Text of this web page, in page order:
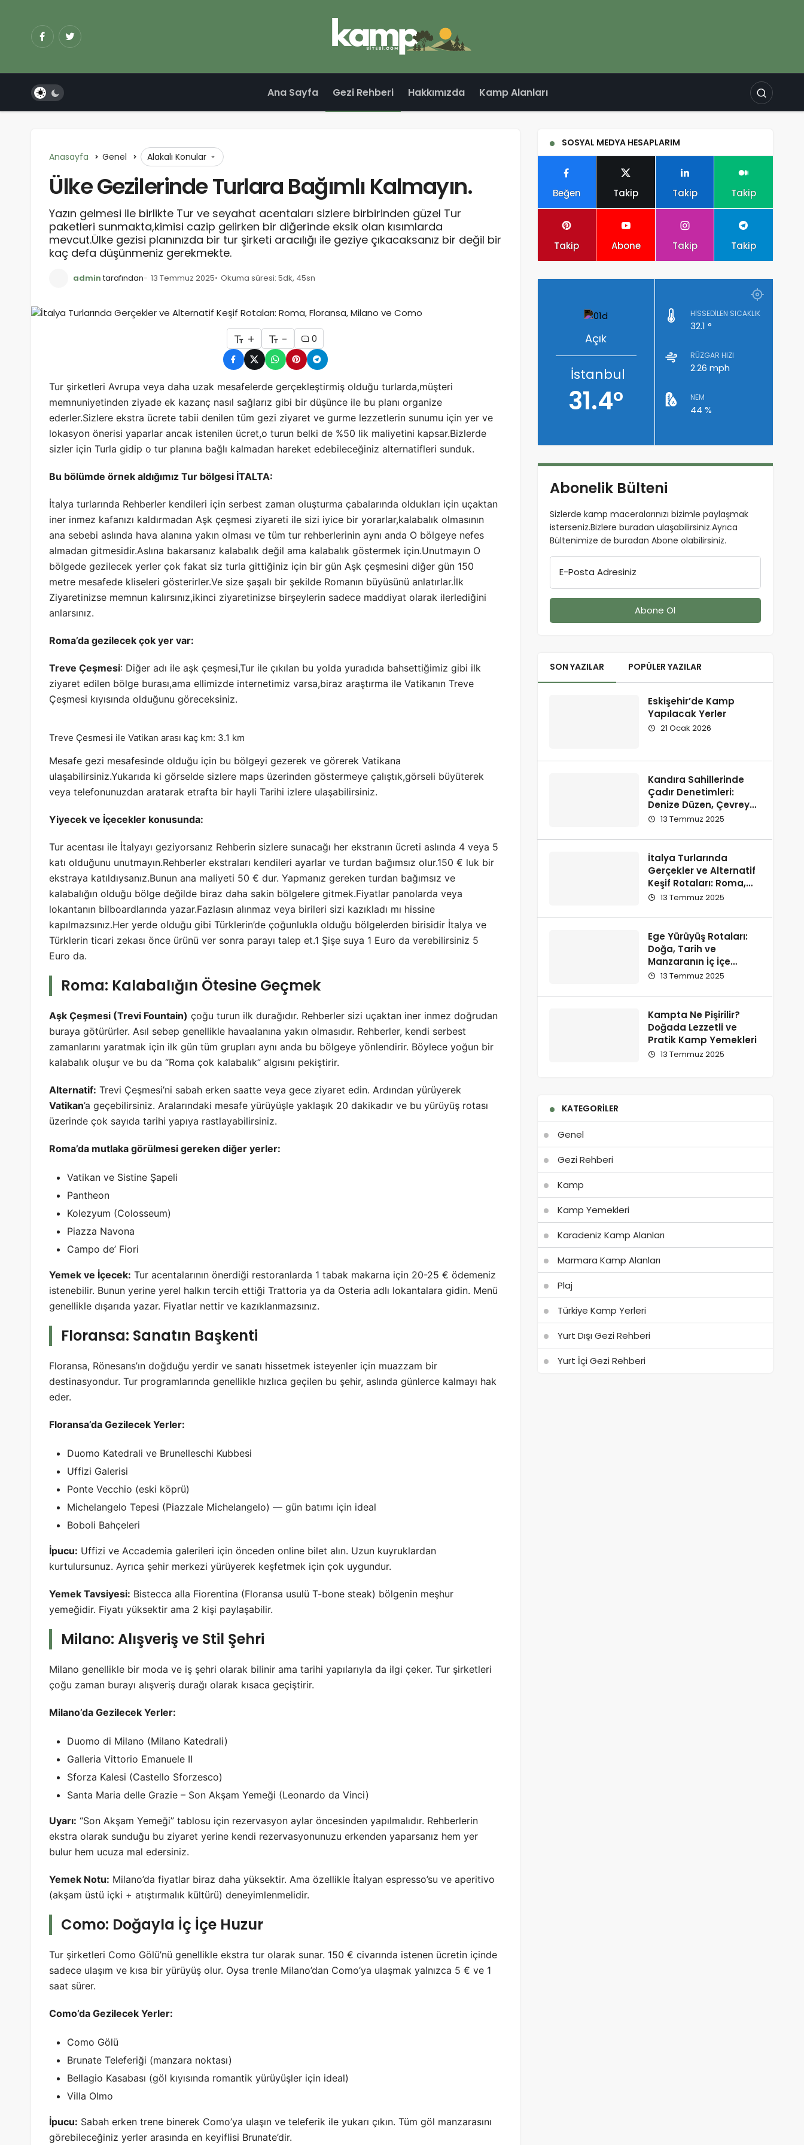
Ana Sayfa Gezi Rehberi Hakkımızda Kamp Alanları
Anasayfa Genel Alakalı Konular
Ülke Gezilerinde Turlara Bağımlı Kalmayın.
Yazın gelmesi ile birlikte Tur ve seyahat acentaları sizlere birbirinden güzel Tur
paketleri sunmakta,kimisi cazip gelirken bir diğerinde eksik olan kısımlarda
mevcut.Ülke gezisi planınızda bir tur şirketi aracılığı ile geziye çıkacaksanız bir değil bir
kaç defa düşünmeniz gerekmekte.
admin tarafından 13 Temmuz 2025 Okuma süresi: 5dk, 45sn
+ - 0
Tur şirketleri Avrupa veya daha uzak mesafelerde gerçekleştirmiş olduğu turlarda,müşteri
memnuniyetinden ziyade ek kazanç nasıl sağlarız gibi bir düşünce ile bu planı organize
ederler.Sizlere ekstra ücrete tabii denilen tüm gezi ziyaret ve gurme lezzetlerin sunumu için yer ve
lokasyon önerisi yaparlar ancak istenilen ücret,o turun belki de %50 lik maliyetini kapsar.Bizlerde
sizler için Turla gidip o tur planına bağlı kalmadan hareket edebileceğiniz alternatifleri sunduk.
Bu bölümde örnek aldığımız Tur bölgesi İTALTA:
İtalya turlarında Rehberler kendileri için serbest zaman oluşturma çabalarında oldukları için uçaktan
iner inmez kafanızı kaldırmadan Aşk çeşmesi ziyareti ile sizi iyice bir yorarlar,kalabalık olmasının
ana sebebi aslında hava alanına yakın olması ve tüm tur rehberlerinin aynı anda O bölgeye nefes
almadan gitmesidir.Aslına bakarsanız kalabalık değil ama kalabalık göstermek için.Unutmayın O
bölgede gezilecek yerler çok fakat siz turla gittiğiniz için bir gün Aşk çeşmesini diğer gün 150
metre mesafede kliseleri gösterirler.Ve size şaşalı bir şekilde Romanın büyüsünü anlatırlar.İlk
Ziyaretinizse memnun kalırsınız,ikinci ziyaretinizse birşeylerin sadece maddiyat olarak ilerlediğini
anlarsınız.
Roma’da gezilecek çok yer var:
Treve Çeşmesi: Diğer adı ile aşk çeşmesi,Tur ile çıkılan bu yolda yuradıda bahsettiğimiz gibi ilk
ziyaret edilen bölge burası,ama ellimizde internetimiz varsa,biraz araştırma ile Vatikanın Treve
Çeşmesi kıyısında olduğunu göreceksiniz.
Treve Çesmesi ile Vatikan arası kaç km: 3.1 km
Mesafe gezi mesafesinde olduğu için bu bölgeyi gezerek ve görerek Vatikana
ulaşabilirsiniz.Yukarıda ki görselde sizlere maps üzerinden göstermeye çalıştık,görseli büyüterek
veya telefonunuzdan aratarak etrafta bir hayli Tarihi izlere ulaşabilirsiniz.
Yiyecek ve İçecekler konusunda:
Tur acentası ile İtalyayı geziyorsanız Rehberin sizlere sunacağı her ekstranın ücreti aslında 4 veya 5
katı olduğunu unutmayın.Rehberler ekstraları kendileri ayarlar ve turdan bağımsız olur.150 € luk bir
ekstraya katıldıysanız.Bunun ana maliyeti 50 € dur. Yapmanız gereken turdan bağımsız ve
kalabalığın olduğu bölge değilde biraz daha sakin bölgelere gitmek.Fiyatlar panolarda veya
lokantanın bilboardlarında yazar.Fazlasın alınmaz veya birileri sizi kazıkladı mı hissine
kapılmazsınız.Her yerde olduğu gibi Türklerin’de çoğunlukla olduğu bölgelerden birisidir İtalya ve
Türklerin ticari zekası önce ürünü ver sonra parayı talep et.1 Şişe suya 1 Euro da verebilirsiniz 5
Euro da.
Roma: Kalabalığın Ötesine Geçmek
Aşk Çeşmesi (Trevi Fountain) çoğu turun ilk durağıdır. Rehberler sizi uçaktan iner inmez doğrudan
buraya götürürler. Asıl sebep genellikle havaalanına yakın olmasıdır. Rehberler, kendi serbest
zamanlarını yaratmak için ilk gün tüm grupları aynı anda bu bölgeye yönlendirir. Böylece yoğun bir
kalabalık oluşur ve bu da “Roma çok kalabalık” algısını pekiştirir.
Alternatif: Trevi Çeşmesi’ni sabah erken saatte veya gece ziyaret edin. Ardından yürüyerek
Vatikan’a geçebilirsiniz. Aralarındaki mesafe yürüyüşle yaklaşık 20 dakikadır ve bu yürüyüş rotası
üzerinde çok sayıda tarihi yapıya rastlayabilirsiniz.
Roma’da mutlaka görülmesi gereken diğer yerler:
Vatikan ve Sistine Şapeli
Pantheon
Kolezyum (Colosseum)
Piazza Navona
Campo de’ Fiori
Yemek ve İçecek: Tur acentalarının önerdiği restoranlarda 1 tabak makarna için 20-25 € ödemeniz
istenebilir. Bunun yerine yerel halkın tercih ettiği Trattoria ya da Osteria adlı lokantalara gidin. Menü
genellikle dışarıda yazar. Fiyatlar nettir ve kazıklanmazsınız.
Floransa: Sanatın Başkenti
Floransa, Rönesans’ın doğduğu yerdir ve sanatı hissetmek isteyenler için muazzam bir
destinasyondur. Tur programlarında genellikle hızlıca geçilen bu şehir, aslında günlerce kalmayı hak
eder.
Floransa’da Gezilecek Yerler:
Duomo Katedrali ve Brunelleschi Kubbesi
Uffizi Galerisi
Ponte Vecchio (eski köprü)
Michelangelo Tepesi (Piazzale Michelangelo) — gün batımı için ideal
Boboli Bahçeleri
İpucu: Uffizi ve Accademia galerileri için önceden online bilet alın. Uzun kuyruklardan
kurtulursunuz. Ayrıca şehir merkezi yürüyerek keşfetmek için çok uygundur.
Yemek Tavsiyesi: Bistecca alla Fiorentina (Floransa usulü T-bone steak) bölgenin meşhur
yemeğidir. Fiyatı yüksektir ama 2 kişi paylaşabilir.
Milano: Alışveriş ve Stil Şehri
Milano genellikle bir moda ve iş şehri olarak bilinir ama tarihi yapılarıyla da ilgi çeker. Tur şirketleri
çoğu zaman burayı alışveriş durağı olarak kısaca geçiştirir.
Milano’da Gezilecek Yerler:
Duomo di Milano (Milano Katedrali)
Galleria Vittorio Emanuele II
Sforza Kalesi (Castello Sforzesco)
Santa Maria delle Grazie – Son Akşam Yemeği (Leonardo da Vinci)
Uyarı: “Son Akşam Yemeği” tablosu için rezervasyon aylar öncesinden yapılmalıdır. Rehberlerin
ekstra olarak sunduğu bu ziyaret yerine kendi rezervasyonunuzu erkenden yaparsanız hem yer
bulur hem ucuza mal edersiniz.
Yemek Notu: Milano’da fiyatlar biraz daha yüksektir. Ama özellikle İtalyan espresso’su ve aperitivo
(akşam üstü içki + atıştırmalık kültürü) deneyimlenmelidir.
Como: Doğayla İç İçe Huzur
Tur şirketleri Como Gölü’nü genellikle ekstra tur olarak sunar. 150 € civarında istenen ücretin içinde
sadece ulaşım ve kısa bir yürüyüş olur. Oysa trenle Milano’dan Como’ya ulaşmak yalnızca 5 € ve 1
saat sürer.
Como’da Gezilecek Yerler:
Como Gölü
Brunate Teleferiği (manzara noktası)
Bellagio Kasabası (göl kıyısında romantik yürüyüşler için ideal)
Villa Olmo
İpucu: Sabah erken trene binerek Como’ya ulaşın ve teleferik ile yukarı çıkın. Tüm göl manzarasını
görebileceğiniz yerler arasında en keyiflisi Brunate’dir.
SOSYAL MEDYA HESAPLARIM
Beğen Takip Takip Takip
Takip Abone Takip Takip
Açık
İstanbul
31.4°
HISSEDILEN SICAKLIK
32.1 °
RÜZGAR HIZI
2.26 mph
NEM
44 %
Abonelik Bülteni
Sizlerde kamp maceralarınızı bizimle paylaşmak
isterseniz.Bizlere buradan ulaşabilirsiniz.Ayrıca
Bültenimize de buradan Abone olabilirsiniz.
E-Posta Adresiniz
SON YAZILAR POPÜLER YAZILAR
Eskişehir’de Kamp
Yapılacak Yerler
21 Ocak 2026
Kandıra Sahillerinde
Çadır Denetimleri:
Denize Düzen, Çevreye
Saygı13 Temmuz 2025
İtalya Turlarında
Gerçekler ve Alternatif
Keşif Rotaları: Roma,
Floransa, Milano ve
13 Temmuz 2025
Ege Yürüyüş Rotaları:
Doğa, Tarih ve
Manzaranın İç İçe
Olduğu En Güzel
13 Temmuz 2025
Kampta Ne Pişirilir?
Doğada Lezzetli ve
Pratik Kamp Yemekleri
13 Temmuz 2025
KATEGORILER
Genel
Gezi Rehberi
Kamp
Kamp Yemekleri
Karadeniz Kamp Alanları
Marmara Kamp Alanları
Plaj
Türkiye Kamp Yerleri
Yurt Dışı Gezi Rehberi
Yurt İçi Gezi Rehberi